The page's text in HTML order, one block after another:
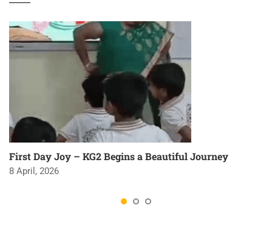
First Day Joy – KG2 Begins a Beautiful Journey
8 April, 2026